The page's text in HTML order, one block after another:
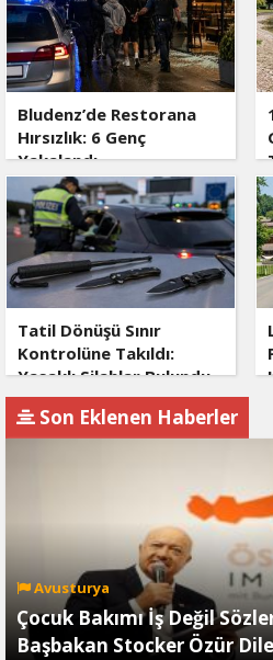
Bludenz’de Restorana
Hırsızlık: 6 Genç
Yakalandı
Tatil Dönüşü Sınır
Kontrolüne Takıldı:
Yasaklı Silahlar Bulundu
Son Eklenen Haberler
Avusturya
Çocuk Bakımı İş Değil
Başbakan Stocker Özür